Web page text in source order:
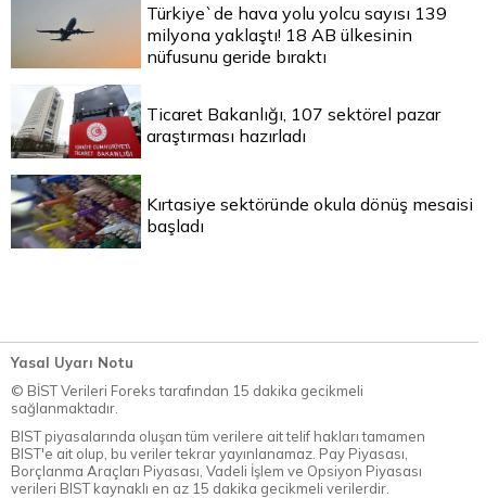
Türkiye`de hava yolu yolcu sayısı 139
milyona yaklaştı! 18 AB ülkesinin
nüfusunu geride bıraktı
Ticaret Bakanlığı, 107 sektörel pazar
araştırması hazırladı
Kırtasiye sektöründe okula dönüş mesaisi
başladı
Yasal Uyarı Notu
© BİST Verileri Foreks tarafından 15 dakika gecikmeli
sağlanmaktadır.
BIST piyasalarında oluşan tüm verilere ait telif hakları tamamen
BIST'e ait olup, bu veriler tekrar yayınlanamaz. Pay Piyasası,
Borçlanma Araçları Piyasası, Vadeli İşlem ve Opsiyon Piyasası
verileri BIST kaynaklı en az 15 dakika gecikmeli verilerdir.